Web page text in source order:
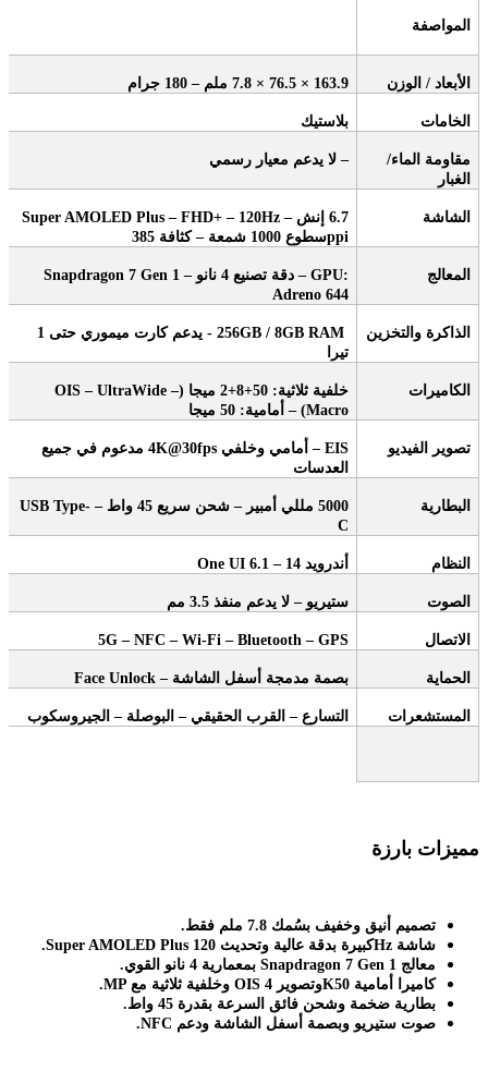
المواصفة
الأبعاد / الوزن 163.9 × 76.5 × 7.8 ملم – 180 جرام
الخامات بلاستيك
مقاومة الماء/
الغبار
–لا يدعم معيار رسمي
الشاشة 6.7 إنش Super AMOLED Plus – FHD+ – 120Hz –
سطوع 1000 شمعة – كثافة 385ppi
المعالج Snapdragon 7 Gen 1 – دقة تصنيع 4 نانو– GPU:
Adreno 644
الذاكرة والتخزين 256GB / 8GB RAM -
يدعم كارت ميموري حتى 1
تيرا
الكاميرات خلفية ثلاثية: 50+8+2 ميجا
(OIS – UltraWide –
Macro) –
أمامية: 50 ميجا
تصوير الفيديو 4K@30fps أمامي وخلفي – EIS
مدعوم في جميع
العدسات
البطارية 5000 مللي أمبير – شحن سريع 45 واط
– USB Type-
C
النظام أندرويد 14 – One UI 6.1
الصوت ستيريو – لا يدعم منفذ 3.5 مم
الاتصال 5G – NFC – Wi-Fi – Bluetooth – GPS
الحماية بصمة مدمجة أسفل الشاشة – Face Unlock
المستشعرات التسارع – القرب الحقيقي – البوصلة – الجيروسكوب
مميزات بارزة
تصميم أنيق وخفيف بسُمك 7.8 ملم فقط
.
شاشة
كبيرة بدقة عالية وتحديث 120Hz.
معالج
بمعمارية 4 نانو القوي
.
كاميرا أمامية 50
MP وخلفية ثلاثية مع OIS وتصوير 4K.
بطارية ضخمة وشحن فائق السرعة بقدرة 45 واط
.
صوت ستيريو وبصمة أسفل الشاشة ودعم